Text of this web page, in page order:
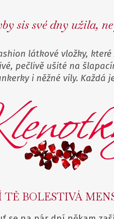
sis své dny užila,
látkové vložky,
pečlivě ušité na
i něžné víly. Každá
TĚ BOLESTIVÁ